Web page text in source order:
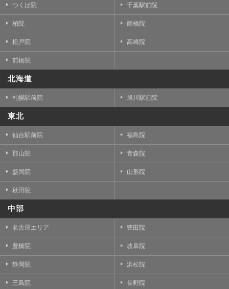
つくば院 千葉駅前院
柏院 船橋院
松戸院 高崎院
前橋院
北海道
札幌駅前院 旭川駅前院
東北
仙台駅前院 福島院
郡山院 青森院
盛岡院 山形院
秋田院
中部
名古屋エリア 豊田院
豊橋院 岐阜院
静岡院 浜松院
三島院 長野院